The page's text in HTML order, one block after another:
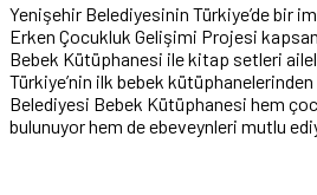
Yenişehir Belediyesinin Türkiye’de bir
Erken Çocukluk Gelişimi Projesi
Bebek Kütüphanesi ile kitap setleri
Türkiye’nin ilk bebek
Belediyesi Bebek Kütüphanesi hem
bulunuyor hem de ebeveynleri mutlu